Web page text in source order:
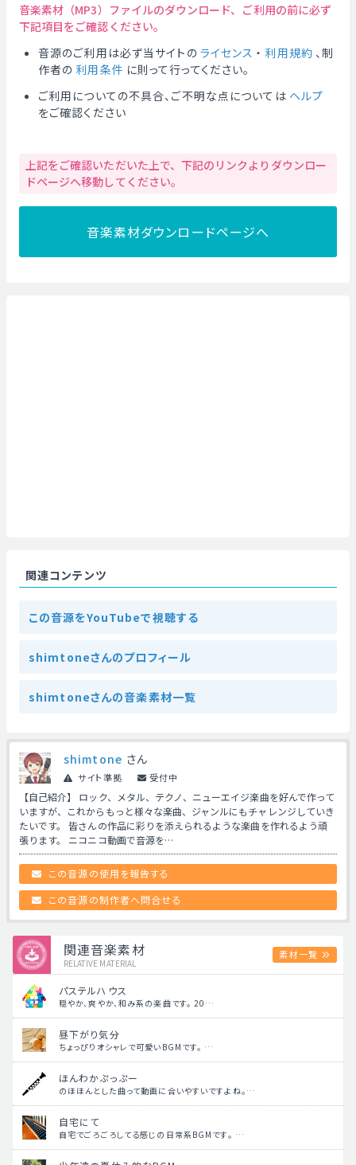
音楽素材（MP3）ファイルのダウンロード、ご利用の前に必ず
下記項目をご確認ください。
音源のご利用は必ず当サイトの ライセンス ・ 利用規約 、制
作者の 利用条件 に則って行ってください。
ご利用についての不具合、ご不明な点については ヘルプ
をご確認ください
上記をご確認いただいた上で、下記のリンクよりダウンロー
ドページへ移動してください。
音楽素材ダウンロードページへ
関連コンテンツ
この音源をYouTubeで視聴する
shimtoneさんのプロフィール
shimtoneさんの音楽素材一覧
shimtone さん
サイト準拠 受付中
【自己紹介】 ロック、メタル、テクノ、ニューエイジ楽曲を好んで作って
いますが、これからもっと様々な楽曲、ジャンルにもチャレンジしていき
たいです。 皆さんの作品に彩りを添えられるような楽曲を作れるよう頑
張ります。 ニコニコ動画で音源を…
この音源の使用を報告する
この音源の制作者へ問合せる
関連音楽素材
RELATIVE MATERIAL
素材一覧
パステルハウス
穏やか、爽やか、和み系の楽曲です。 20…
昼下がり気分
ちょっぴりオシャレで可愛いBGMです。 …
ほんわかぷっぷー
のほほんとした曲って動画に合いやすいですよね。…
自宅にて
自宅でごろごろしてる感じの日常系BGMです。 …